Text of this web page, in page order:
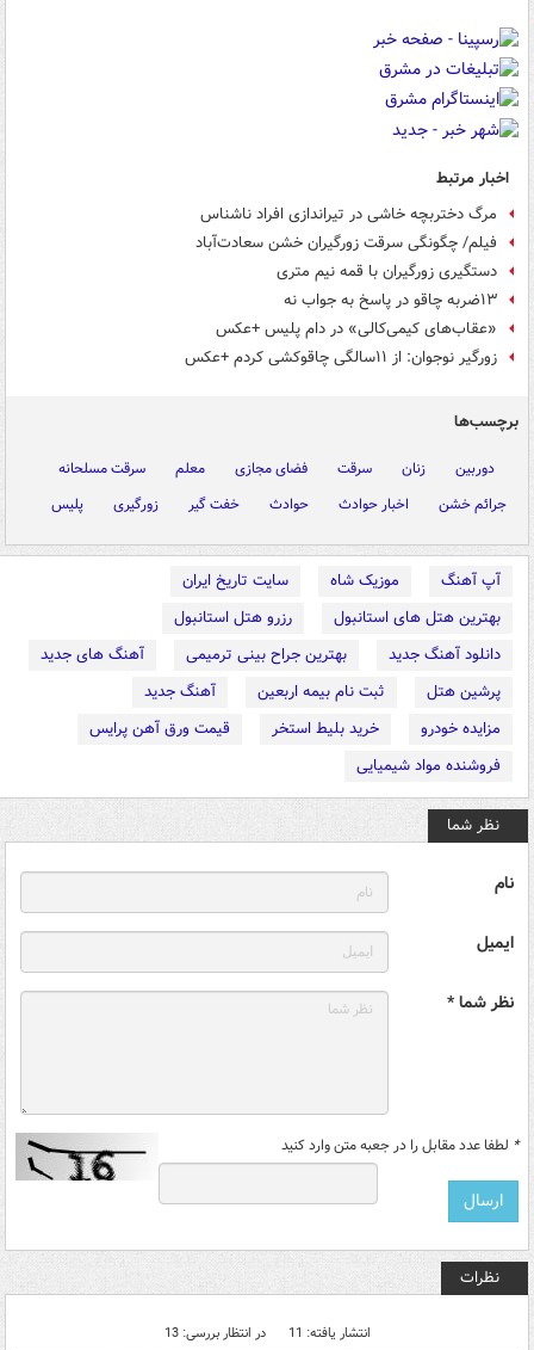
اخبار مرتبط
مرگ دختربچه خاشی در تیراندازی افراد ناشناس
فیلم/ چگونگی سرقت زورگیران خشن سعادت‌آباد
دستگیری زورگیران با قمه نیم متری
۱۳ضربه چاقو در پاسخ به جواب نه
«عقاب‌های کیمی‌کالی» در دام پلیس +عکس
زورگیر نوجوان: از ۱۱سالگی چاقوکشی کردم +عکس
برچسب‌ها
دوربین زنان سرقت فضای مجازی معلم
سرقت مسلحانه
جرائم خشن
اخبار حوادث حوادث خفت گیر زورگیری پلیس
آپ آهنگ موزیک شاه
سایت تاریخ ایران
بهترین هتل های استانبول
رزرو هتل استانبول
دانلود آهنگ جدید
بهترین جراح بینی ترمیمی
آهنگ های جدید
پرشین هتل
ثبت نام بیمه اربعین
آهنگ جدید
مزایده خودرو
خرید بلیط استخر
قیمت ورق آهن پرایس
فروشنده مواد شیمیایی
نظر شما
نام
ایمیل
نظر شما *
* لطفا عدد مقابل را در جعبه متن وارد کنید
نظرات
انتشار یافته: 11 در انتظار بررسی: 13